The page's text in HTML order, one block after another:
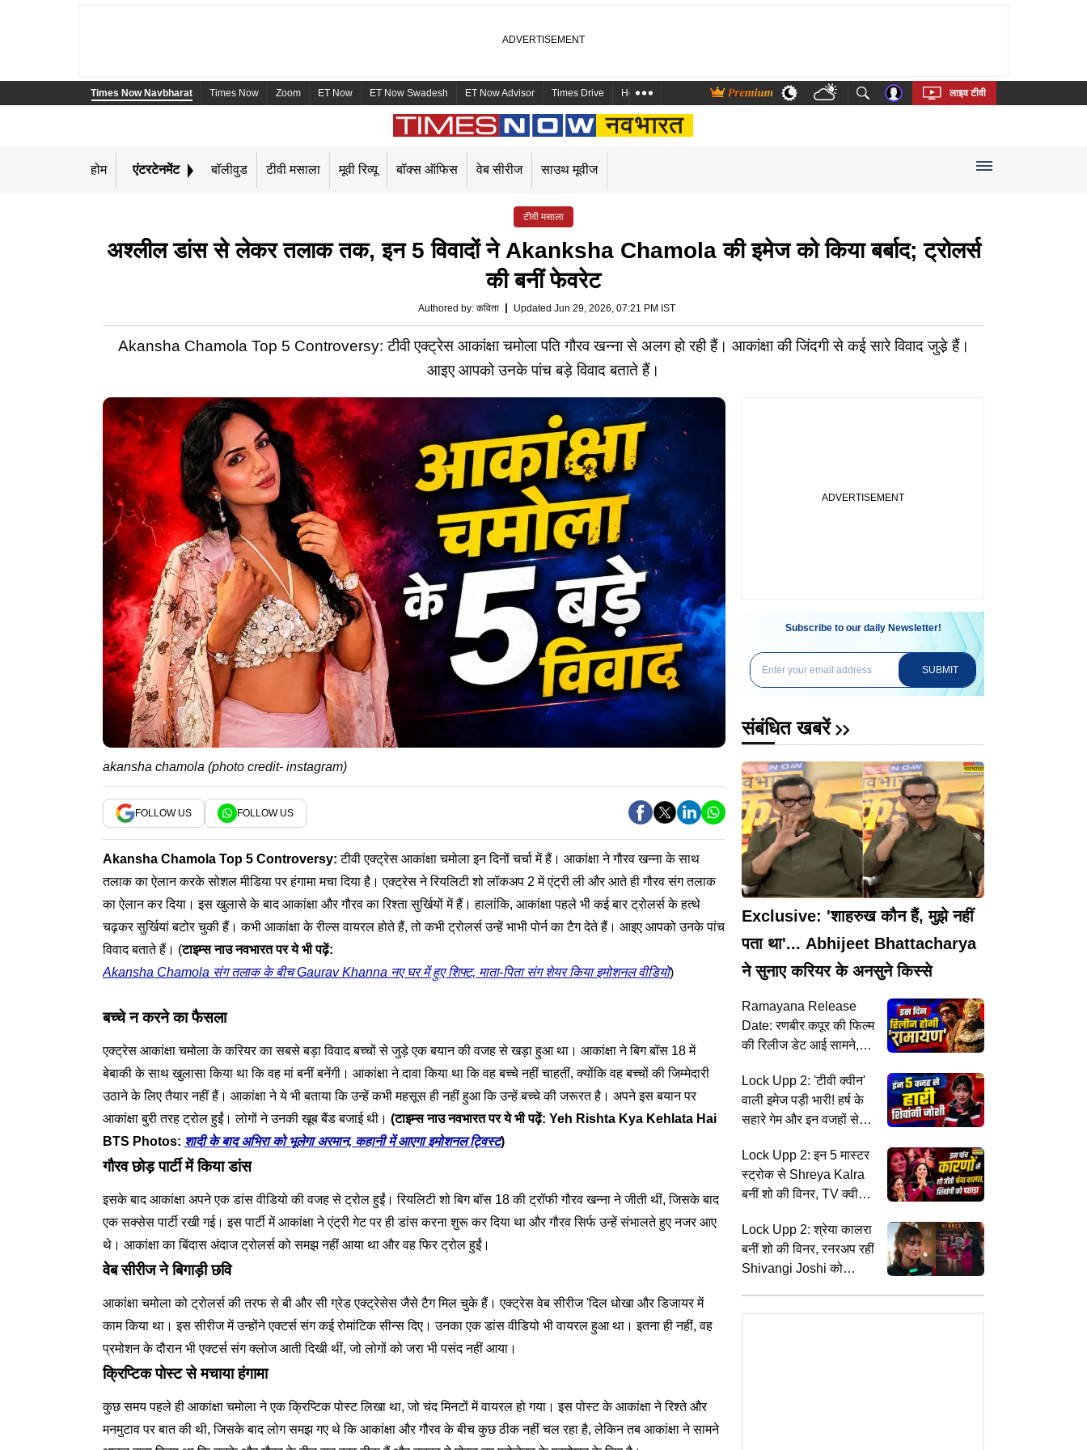
Times Now Navbharat Times Now Zoom ET Now ET Now Swadesh ET Now Advisor Times Drive Health and Me Marathi Bengali Telugu Tamil Kannada Malayalam
लाइव टीवी
होम एंटरटेनमेंट बॉलीवुड टीवी मसाला मूवी रिव्यू बॉक्स ऑफिस वेब सीरीज साउथ मूवीज
टीवी मसाला
अश्लील डांस से लेकर तलाक तक, इन 5 विवादों ने Akanksha Chamola की इमेज को किया बर्बाद; ट्रोलर्स
की बनीं फेवरेट
Authored by: कविता Updated Jun 29, 2026, 07:21 PM IST
Akansha Chamola Top 5 Controversy: टीवी एक्ट्रेस आकांक्षा चमोला पति गौरव खन्ना से अलग हो रही हैं। आकांक्षा की जिंदगी से कई सारे विवाद जुडे़ हैं।
आइए आपको उनके पांच बड़े विवाद बताते हैं।
akansha chamola (photo credit- instagram)
FOLLOW US FOLLOW US
Akansha Chamola Top 5 Controversy:टीवी एक्ट्रेस आकांक्षा चमोला इन दिनों चर्चा में हैं। आकांक्षा ने गौरव खन्ना के साथ
तलाक का ऐलान करके सोशल मीडिया पर हंगामा मचा दिया है। एक्ट्रेस ने रियलिटी शो लॉकअप 2 में एंट्री ली और आते ही गौरव संग तलाक
का ऐलान कर दिया। इस खुलासे के बाद आकांक्षा और गौरव का रिश्ता सुर्खियों में हैं। हालांकि, आकांक्षा पहले भी कई बार ट्रोलर्स के हत्थे
चढ़कर सुर्खियां बटोर चुकी हैं। कभी आकांक्षा के रील्स वायरल होते हैं, तो कभी ट्रोलर्स उन्हें भाभी पोर्न का टैग देते हैं। आइए आपको उनके पांच
विवाद बताते हैं। (टाइम्स नाउ नवभारत पर ये भी पढ़ें:
Akansha Chamola संग तलाक के बीच Gaurav Khanna नए घर में हुए शिफ्ट, माता-पिता संग शेयर किया इमोशनल वीडियो)
बच्चे न करने का फैसला
एक्ट्रेस आकांक्षा चमोला के करियर का सबसे बड़ा विवाद बच्चों से जुड़े एक बयान की वजह से खड़ा हुआ था। आकांक्षा ने बिग बॉस 18 में
बेबाकी के साथ खुलासा किया था कि वह मां बनीं बनेंगी। आकांक्षा ने दावा किया था कि वह बच्चे नहीं चाहतीं, क्योंकि वह बच्चों की जिम्मेदारी
उठाने के लिए तैयार नहीं हैं। आकांक्षा ने ये भी बताया कि उन्हें कभी महसूस ही नहीं हुआ कि उन्हें बच्चे की जरूरत है। अपने इस बयान पर
आकांक्षा बुरी तरह ट्रोल हुईं। लोगों ने उनकी खूब बैंड बजाई थी। (टाइम्स नाउ नवभारत पर ये भी पढ़ें: Yeh Rishta Kya Kehlata Hai
BTS Photos: शादी के बाद अभिरा को भूलेगा अरमान, कहानी में आएगा इमोशनल ट्विस्ट)
गौरव छोड़ पार्टी में किया डांस
इसके बाद आकांक्षा अपने एक डांस वीडियो की वजह से ट्रोल हुईं। रियलिटी शो बिग बॉस 18 की ट्रॉफी गौरव खन्ना ने जीती थीं, जिसके बाद
एक सक्सेस पार्टी रखी गई। इस पार्टी में आकांक्षा ने एंट्री गेट पर ही डांस करना शुरू कर दिया था और गौरव सिर्फ उन्हें संभालते हुए नजर आए
थे। आकांक्षा का बिंदास अंदाज ट्रोलर्स को समझ नहीं आया था और वह फिर ट्रोल हुईं।
वेब सीरीज ने बिगाड़ी छवि
आकांक्षा चमोला को ट्रोलर्स की तरफ से बी और सी ग्रेड एक्ट्रेसेस जैसे टैग मिल चुके हैं। एक्ट्रेस वेब सीरीज 'दिल धोखा और डिजायर में
काम किया था। इस सीरीज में उन्होंने एक्टर्स संग कई रोमांटिक सीन्स दिए। उनका एक डांस वीडियो भी वायरल हुआ था। इतना ही नहीं, वह
प्रमोशन के दौरान भी एक्टर्स संग क्लोज आती दिखी थीं, जो लोगों को जरा भी पसंद नहीं आया।
क्रिप्टिक पोस्ट से मचाया हंगामा
कुछ समय पहले ही आकांक्षा चमोला ने एक क्रिप्टिक पोस्ट लिखा था, जो चंद मिनटों में वायरल हो गया। इस पोस्ट के आकांक्षा ने रिश्ते और
मनमुटाव पर बात की थी, जिसके बाद लोग समझ गए थे कि आकांक्षा और गौरव के बीच कुछ ठीक नहीं चल रहा है, लेकिन तब आकांक्षा ने सामने
Subscribe to our daily Newsletter!
SUBMIT
संबंधित खबरें
Exclusive: 'शाहरुख कौन हैं, मुझे नहीं
पता था'... Abhijeet Bhattacharya
ने सुनाए करियर के अनसुने किस्से
Ramayana Release
Date: रणबीर कपूर की फिल्म
की रिलीज डेट आई सामने,
Lock Upp 2: 'टीवी क्वीन'
वाली इमेज पड़ी भारी! हर्ष के
सहारे गेम और इन वजहों से
Lock Upp 2: इन 5 मास्टर
स्ट्रोक से Shreya Kalra
बनीं शो की विनर, TV क्वीन
करारी मात
Lock Upp 2: श्रेया कालरा
बनीं शो की विनर, रनरअप रहीं
Shivangi Joshi को